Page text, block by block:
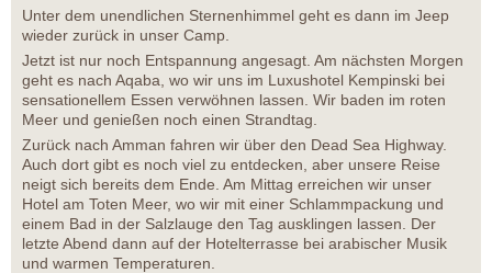
Unter dem unendlichen Sternenhimmel geht es dann im Jeep
wieder zurück in unser Camp.
Jetzt ist nur noch Entspannung angesagt. Am nächsten Morgen
geht es nach Aqaba, wo wir uns im Luxushotel Kempinski bei
sensationellem Essen verwöhnen lassen. Wir baden im roten
Meer und genießen noch einen Strandtag.
Zurück nach Amman fahren wir über den Dead Sea Highway.
Auch dort gibt es noch viel zu entdecken, aber unsere Reise
neigt sich bereits dem Ende. Am Mittag erreichen wir unser
Hotel am Toten Meer, wo wir mit einer Schlammpackung und
einem Bad in der Salzlauge den Tag ausklingen lassen. Der
letzte Abend dann auf der Hotelterrasse bei arabischer Musik
und warmen Temperaturen.